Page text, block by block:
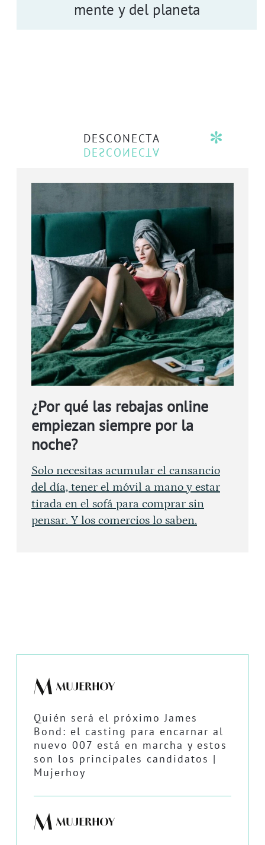
mente y del planeta
DESCONECTA
¿Por qué las rebajas online
empiezan siempre por la
noche?
Solo necesitas acumular el cansancio
del día, tener el móvil a mano y estar
tirada en el sofá para comprar sin
pensar. Y los comercios lo saben.
Quién será el próximo James
Bond: el casting para encarnar al
nuevo 007 está en marcha y estos
son los principales candidatos |
Mujerhoy